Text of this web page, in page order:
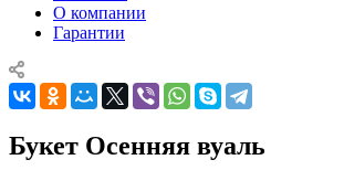
О компании
Гарантии
Букет Осенняя вуаль